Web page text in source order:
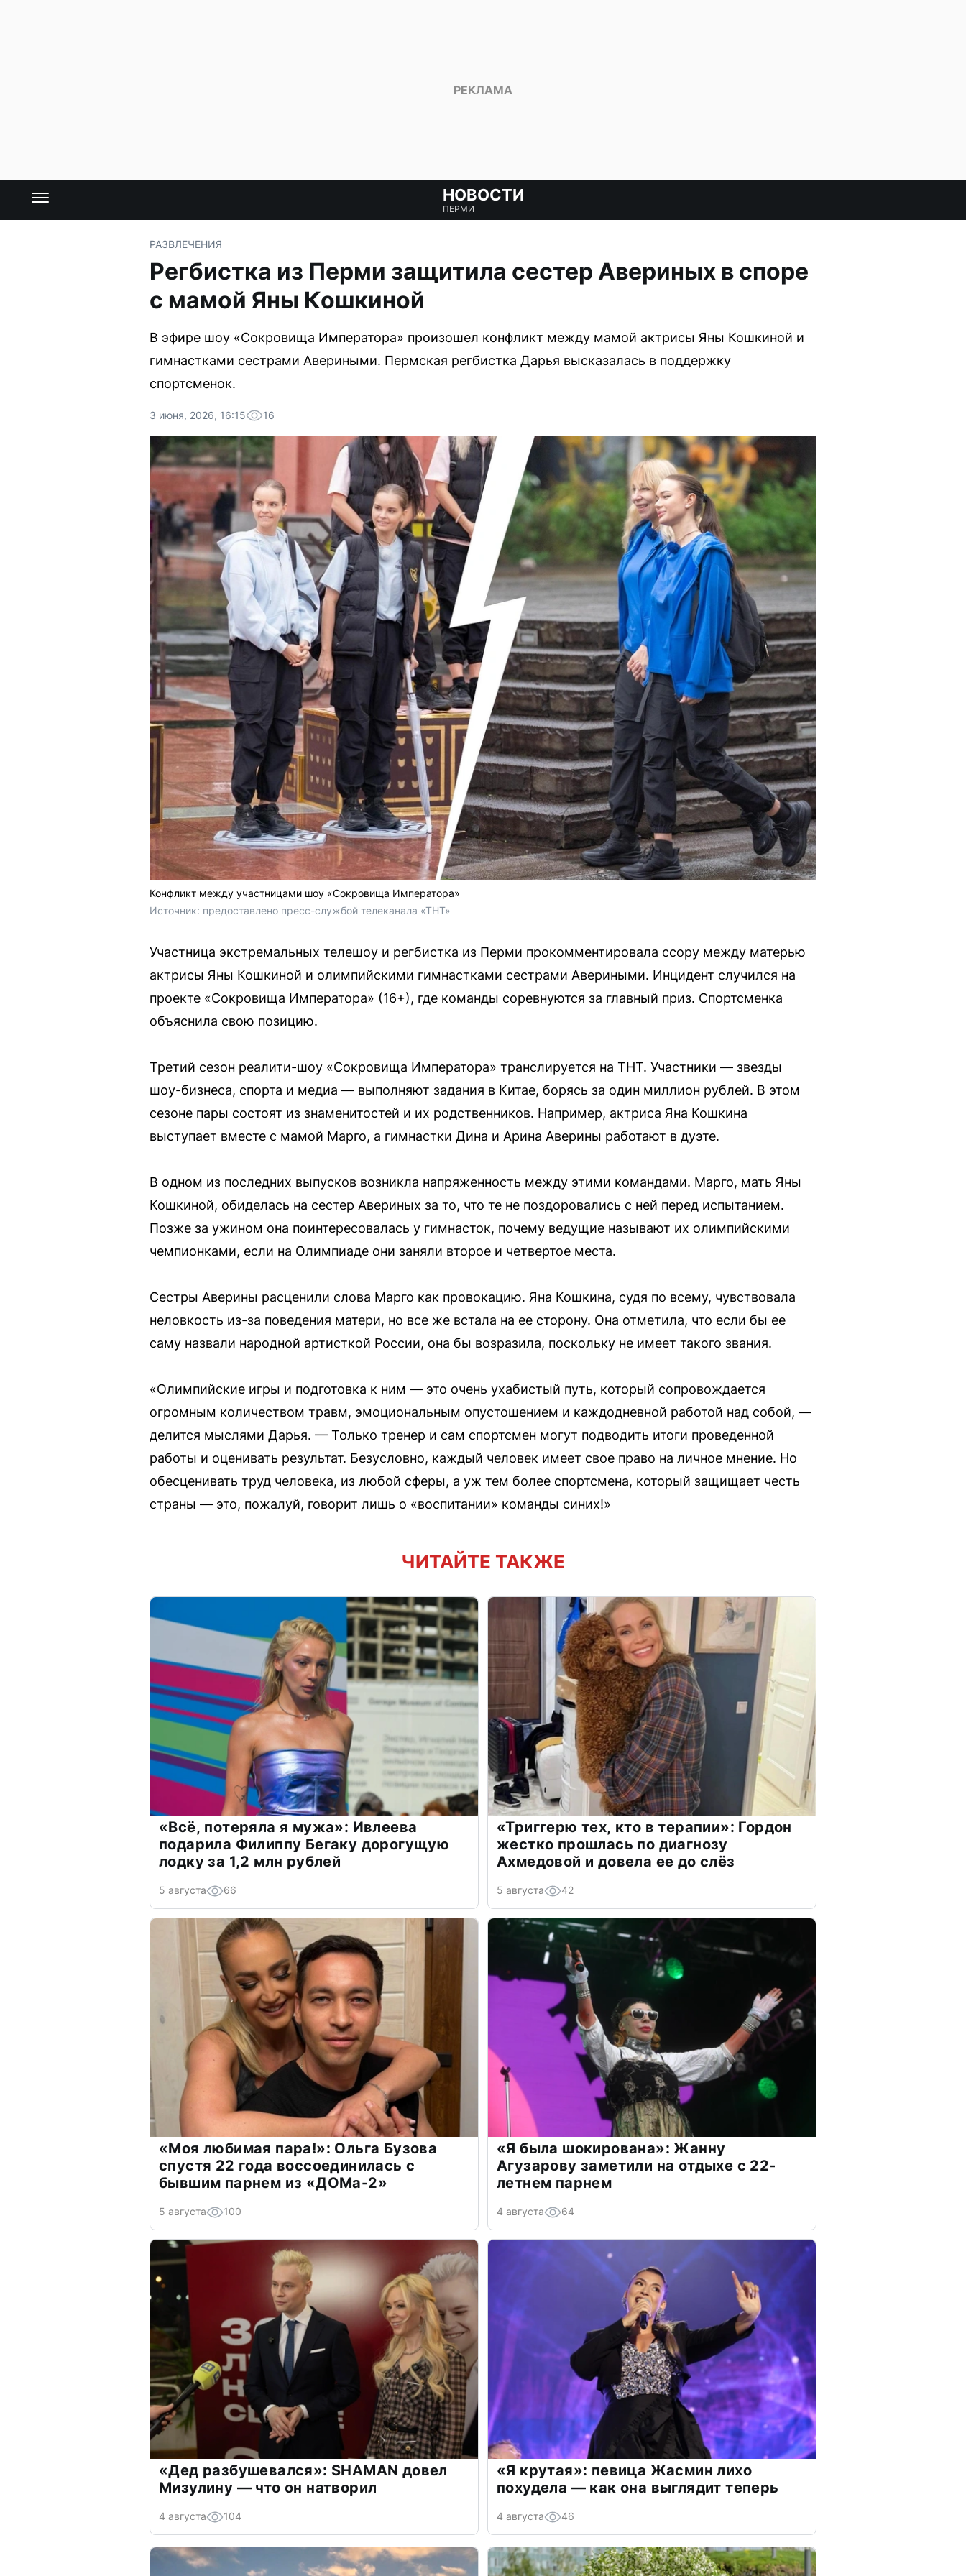
НОВОСТИ
ПЕРМИ
РАЗВЛЕЧЕНИЯ
Регбистка из Перми защитила сестер Авериных в споре
с мамой Яны Кошкиной
В эфире шоу «Сокровища Императора» произошел конфликт между мамой актрисы Яны Кошкиной и
гимнастками сестрами Авериными. Пермская регбистка Дарья высказалась в поддержку
спортсменок.
3 июня, 2026, 16:15 16
Конфликт между участницами шоу «Сокровища Императора»
Источник: предоставлено пресс-службой телеканала «ТНТ»
Участница экстремальных телешоу и регбистка из Перми прокомментировала ссору между матерью
актрисы Яны Кошкиной и олимпийскими гимнастками сестрами Авериными. Инцидент случился на
проекте «Сокровища Императора» (16+), где команды соревнуются за главный приз. Спортсменка
объяснила свою позицию.
Третий сезон реалити-шоу «Сокровища Императора» транслируется на ТНТ. Участники — звезды
шоу-бизнеса, спорта и медиа — выполняют задания в Китае, борясь за один миллион рублей. В этом
сезоне пары состоят из знаменитостей и их родственников. Например, актриса Яна Кошкина
выступает вместе с мамой Марго, а гимнастки Дина и Арина Аверины работают в дуэте.
В одном из последних выпусков возникла напряженность между этими командами. Марго, мать Яны
Кошкиной, обиделась на сестер Авериных за то, что те не поздоровались с ней перед испытанием.
Позже за ужином она поинтересовалась у гимнасток, почему ведущие называют их олимпийскими
чемпионками, если на Олимпиаде они заняли второе и четвертое места.
Сестры Аверины расценили слова Марго как провокацию. Яна Кошкина, судя по всему, чувствовала
неловкость из-за поведения матери, но все же встала на ее сторону. Она отметила, что если бы ее
саму назвали народной артисткой России, она бы возразила, поскольку не имеет такого звания.
«Олимпийские игры и подготовка к ним — это очень ухабистый путь, который сопровождается
огромным количеством травм, эмоциональным опустошением и каждодневной работой над собой, —
делится мыслями Дарья. — Только тренер и сам спортсмен могут подводить итоги проведенной
работы и оценивать результат. Безусловно, каждый человек имеет свое право на личное мнение. Но
обесценивать труд человека, из любой сферы, а уж тем более спортсмена, который защищает честь
страны — это, пожалуй, говорит лишь о «воспитании» команды синих!»
ЧИТАЙТЕ ТАКЖЕ
«Всё, потеряла я мужа»: Ивлеева
подарила Филиппу Бегаку дорогущую
лодку за 1,2 млн рублей
5 августа 66
«Триггерю тех, кто в терапии»: Гордон
жестко прошлась по диагнозу
Ахмедовой и довела ее до слёз
5 августа 42
«Моя любимая пара!»: Ольга Бузова
спустя 22 года воссоединилась с
бывшим парнем из «ДОМа-2»
5 августа 100
«Я была шокирована»: Жанну
Агузарову заметили на отдыхе с 22-
летнем парнем
4 августа 64
«Дед разбушевался»: SHAMAN довел
Мизулину — что он натворил
4 августа 104
«Я крутая»: певица Жасмин лихо
похудела — как она выглядит теперь
4 августа 46